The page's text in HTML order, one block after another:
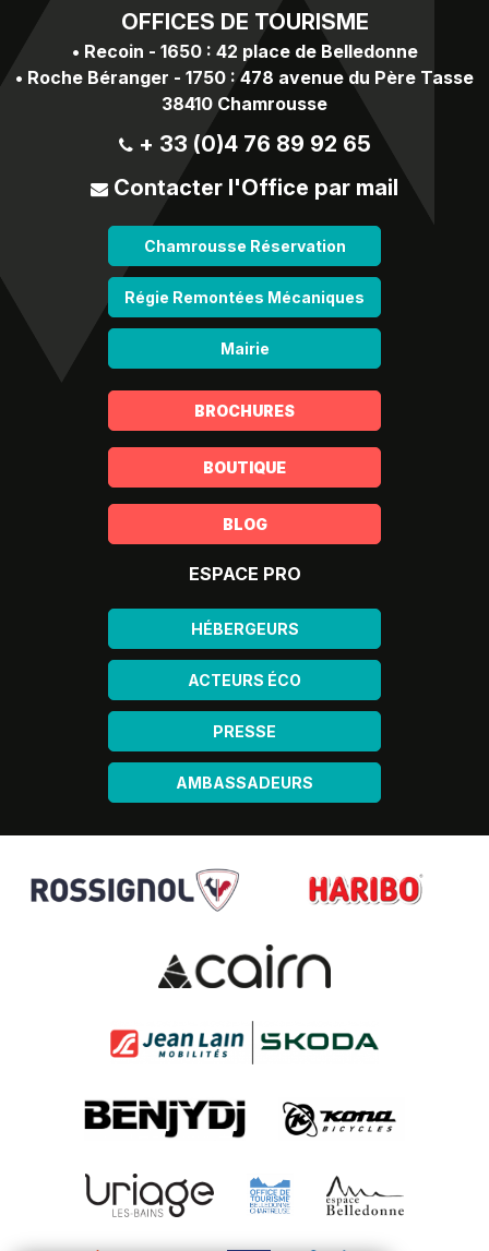
OFFICES DE TOURISME
• Recoin - 1650 : 42 place de Belledonne
• Roche Béranger - 1750 : 478 avenue du Père Tasse
38410 Chamrousse
+ 33 (0)4 76 89 92 65
Contacter l'Office par mail
Chamrousse Réservation
Régie Remontées Mécaniques
Mairie
BROCHURES
BOUTIQUE
BLOG
ESPACE PRO
HÉBERGEURS
ACTEURS ÉCO
PRESSE
AMBASSADEURS